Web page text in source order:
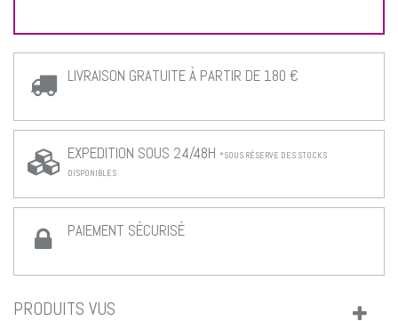
LIVRAISON GRATUITE À PARTIR DE 180 €
EXPEDITION SOUS 24/48H *SOUS RÉSERVE DES STOCKS
DISPONIBLES
PAIEMENT SÉCURISÉ
PRODUITS VUS